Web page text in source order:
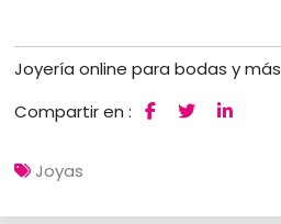
Joyería online para bodas y más
Compartir en :
Joyas